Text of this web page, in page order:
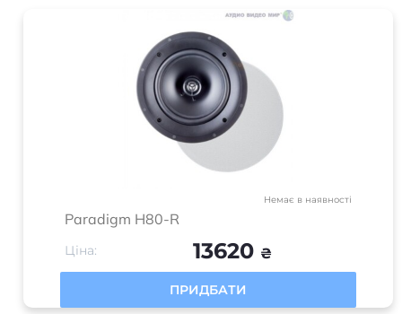
Немає в наявності
Paradigm H80-R
Ціна: 13620 ₴
ПРИДБАТИ